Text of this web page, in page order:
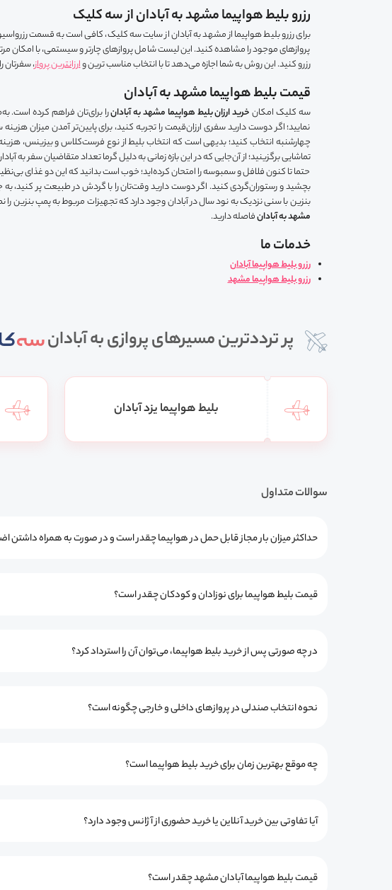
رزرو بلیط هواپیما مشهد به آبادان از سه کلیک
برای رزرو بلیط هواپیما از مشهد به آبادان از سایت سه کلیک، کافی است به قسمت
پروازهای موجود را مشاهده کنید. این لیست شامل پروازهای چارتر و سیستمی، با امکان
رزرو کنید. این روش به شما اجازه می‌دهد تا با انتخاب مناسب ترین وارزانترین پرواز، سفرتان
قیمت بلیط هواپیما مشهد به آبادان
سه کلیک امکانخرید ارزان بلیط هواپیما مشهد به آبادانرا برای‌تان فراهم کرده است.
نمایید؛ اگر دوست دارید سفری ارزان‌قیمت را تجربه کنید، برای پایین‌تر آمدن میزان
چهارشنبه انتخاب کنید؛ بدیهی است که انتخاب بلیط از نوع فرست‌کلاس و بیزینس،
تماشایی برگزینید؛ از آن‌جایی که در این بازه زمانی به دلیل گرما تعداد متقاضیان سفر به
حتما تا کنون فلافل و سمبوسه را امتحان کرده‌اید؛ خوب است بدانید که این دو غذای
بچشید و رستوران‌گردی کنید. اگر دوست دارید وقت‌تان را با گردش در طبیعت پر کنید،
بنزین با سنی نزدیک به نود سال در آبادان وجود دارد که تجهیزات مربوط به پمپ بنزین
مشهد به آبادانفاصله دارید.
خدمات ما
رزرو بلیط هواپیما آبادان
رزرو بلیط هواپیما مشهد
پر ترددترین مسیرهای پروازی به آبادان
بلیط هواپیما یزد آبادان
سوالات متداول
حداکثر میزان بار مجاز قابل حمل در هواپیما چقدر است و در صورت به همراه داشتن
قیمت بلیط هواپیما برای نوزادان و کودکان چقدر است؟
در چه صورتی پس از خرید بلیط هواپیما، می‌توان آن را استرداد کرد؟
نحوه انتخاب صندلی در پروازهای داخلی و خارجی چگونه است؟
چه موقع بهترین زمان برای خرید بلیط هواپیما است؟
آیا تفاوتی بین خرید آنلاین یا خرید حضوری از آژانس وجود دارد؟
قیمت بلیط هواپیما آبادان مشهد چقدر است؟